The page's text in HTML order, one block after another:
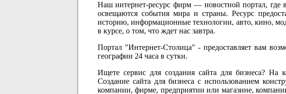
Наш интернет-ресурс фирм — новостной портал, где
освещаются события мира и страны. Ресурс
историю, информационные технологии, авто, кино,
в курсе, о том, что ждет нас завтра.
Портал "Интернет-Столица" - предоставляет вам
географии 24 часа в сутки.
Ищете сервис для создания сайта для бизнеса? На
Создание сайта для бизнеса с использованием
компании, фирме, предприятии или магазине,